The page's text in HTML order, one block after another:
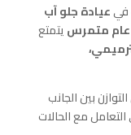
فيعيادة جلو آب
متمرسيتمتع
بين الجانب
مع الحالات